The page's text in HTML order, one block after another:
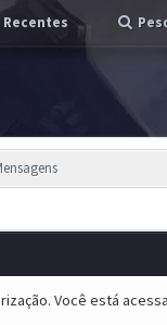
Recentes
Você está